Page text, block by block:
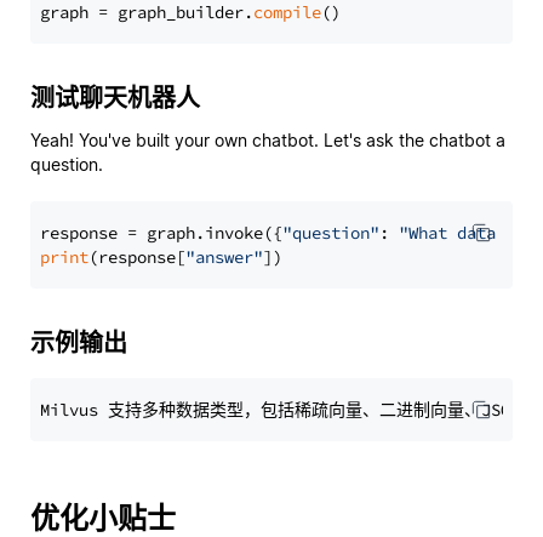
graph = graph_builder.compile
测试聊天机器人
Yeah! You've built your own chatbot. Let's ask the chatbot a
question.
response = graph.invoke({"question" : "What data
print(response["answer"
示例输出
优化小贴士